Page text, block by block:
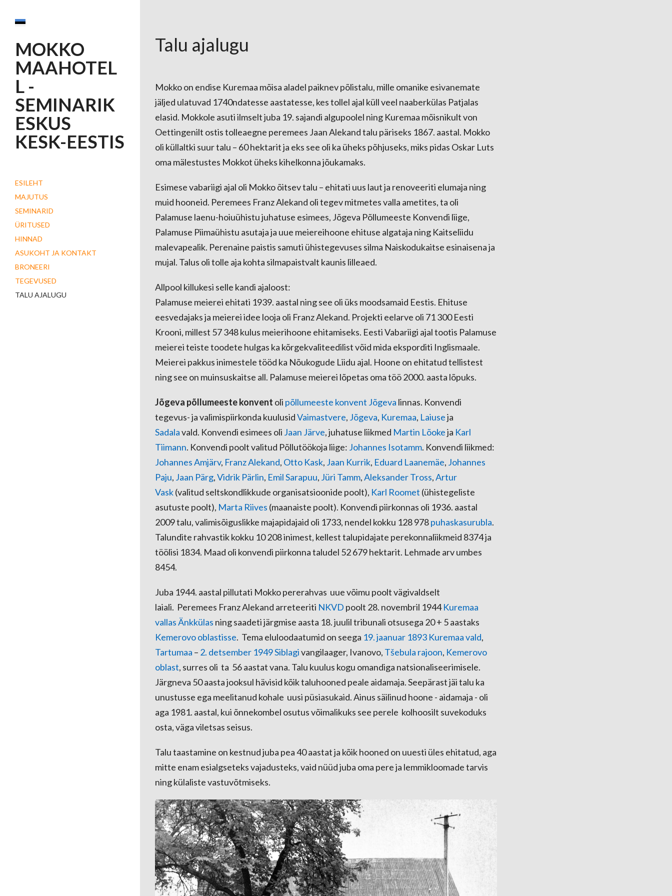
MOKKO
MAAHOTEL
L -
SEMINARIK
ESKUS
KESK-EESTIS
ESILEHT
MAJUTUS
SEMINARID
ÜRITUSED
HINNAD
ASUKOHT JA KONTAKT
BRONEERI
TEGEVUSED
TALU AJALUGU
Talu ajalugu
Mokko on endise Kuremaa mõisa aladel paiknev põlistalu, mille omanike esivanemate
jäljed ulatuvad 1740ndatesse aastatesse, kes tollel ajal küll veel naaberkülas Patjalas
elasid. Mokkole asuti ilmselt juba 19. sajandi algupoolel ning Kuremaa mõisnikult von
Oettingenilt ostis tolleaegne peremees Jaan Alekand talu päriseks 1867. aastal. Mokko
oli küllaltki suur talu – 60 hektarit ja eks see oli ka üheks põhjuseks, miks pidas Oskar Luts
oma mälestustes Mokkot üheks kihelkonna jõukamaks.
Esimese vabariigi ajal oli Mokko õitsev talu – ehitati uus laut ja renoveeriti elumaja ning
muid hooneid. Peremees Franz Alekand oli tegev mitmetes valla ametites, ta oli
Palamuse laenu-hoiuühistu juhatuse esimees, Jõgeva Põllumeeste Konvendi liige,
Palamuse Piimaühistu asutaja ja uue meiereihoone ehituse algataja ning Kaitseliidu
malevapealik. Perenaine paistis samuti ühistegevuses silma Naiskodukaitse esinaisena ja
mujal. Talus oli tolle aja kohta silmapaistvalt kaunis lilleaed.
Allpool killukesi selle kandi ajaloost:
Palamuse meierei ehitati 1939. aastal ning see oli üks moodsamaid Eestis. Ehituse
eesvedajaks ja meierei idee looja oli Franz Alekand. Projekti eelarve oli 71 300 Eesti
Krooni, millest 57 348 kulus meierihoone ehitamiseks. Eesti Vabariigi ajal tootis Palamuse
meierei teiste toodete hulgas ka kõrgekvaliteedilist võid mida eksporditi Inglismaale.
Meierei pakkus inimestele tööd ka Nõukogude Liidu ajal. Hoone on ehitatud tellistest
ning see on muinsuskaitse all. Palamuse meierei lõpetas oma töö 2000. aasta lõpuks.
Jõgeva põllumeeste konvent oli põllumeeste konvent Jõgeva linnas. Konvendi
tegevus- ja valimispiirkonda kuulusidVaimastvere, Jõgeva, Kuremaa, Laiuseja
Sadalavald. Konvendi esimees oli Jaan Järve, juhatuse liikmed Martin Lõokeja Karl
Tiimann. Konvendi poolt valitud Põllutöökoja liige: Johannes Isotamm. Konvendi liikmed:
Johannes Amjärv, Franz Alekand, Otto Kask, Jaan Kurrik, Eduard Laanemäe, Johannes
Paju, Jaan Pärg,Vidrik Pärlin, Emil Sarapuu, Jüri Tamm,Aleksander Tross,Artur
Vask(valitud seltskondlikkude organisatsioonide poolt), Karl Roomet (ühistegeliste
asutuste poolt), Marta Riives (maanaiste poolt). Konvendi piirkonnas oli 1936. aastal
2009 talu, valimisõiguslikke majapidajaid oli 1733, nendel kokku 128 978puhaskasurubla.
Talundite rahvastik kokku 10 208 inimest, kellest talupidajate perekonnaliikmeid 8374 ja
töölisi 1834. Maad oli konvendi piirkonna taludel 52 679 hektarit. Lehmade arv umbes
8454.
Juba 1944. aastal pillutati Mokko pererahvas uue võimu poolt vägivaldselt
laiali. Peremees Franz Alekand arreteeriti NKVD poolt 28. novembril 1944Kuremaa
vallasÄnkkülas ning saadeti järgmise aasta 18. juulil tribunali otsusega 20 + 5 aastaks
Kemerovo oblastisse. Tema eluloodaatumid on seega 19. jaanuar 1893 Kuremaa vald,
Tartumaa – 2. detsember 1949Siblagivangilaager, Ivanovo, Tšebula rajoon, Kemerovo
oblast, surres oli ta 56 aastat vana. Talu kuulus kogu omandiga natsionaliseerimisele.
Järgneva 50 aasta jooksul hävisid kõik taluhooned peale aidamaja. Seepärast jäi talu ka
unustusse ega meelitanud kohale uusi püsiasukaid. Ainus säilinud hoone - aidamaja - oli
aga 1981. aastal, kui õnnekombel osutus võimalikuks see perele kolhoosilt suvekoduks
osta, väga viletsas seisus.
Talu taastamine on kestnud juba pea 40 aastat ja kõik hooned on uuesti üles ehitatud, aga
mitte enam esialgseteks vajadusteks, vaid nüüd juba oma pere ja lemmikloomade tarvis
ning külaliste vastuvõtmiseks.